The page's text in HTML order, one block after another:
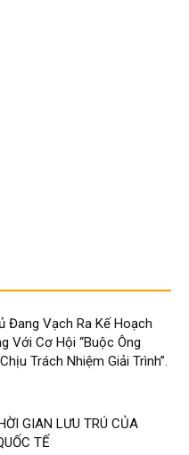
Đang Vạch Ra Kế Hoạch
Với Cơ Hội “Buộc Ông
Trách Nhiệm Giải Trình”.
GIAN LƯU TRÚ CỦA
TẾ